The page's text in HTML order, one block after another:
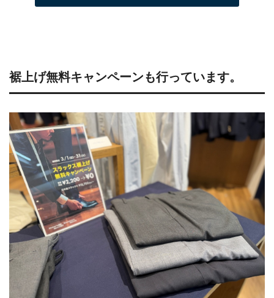
裾上げ無料キャンペーンも行っています。